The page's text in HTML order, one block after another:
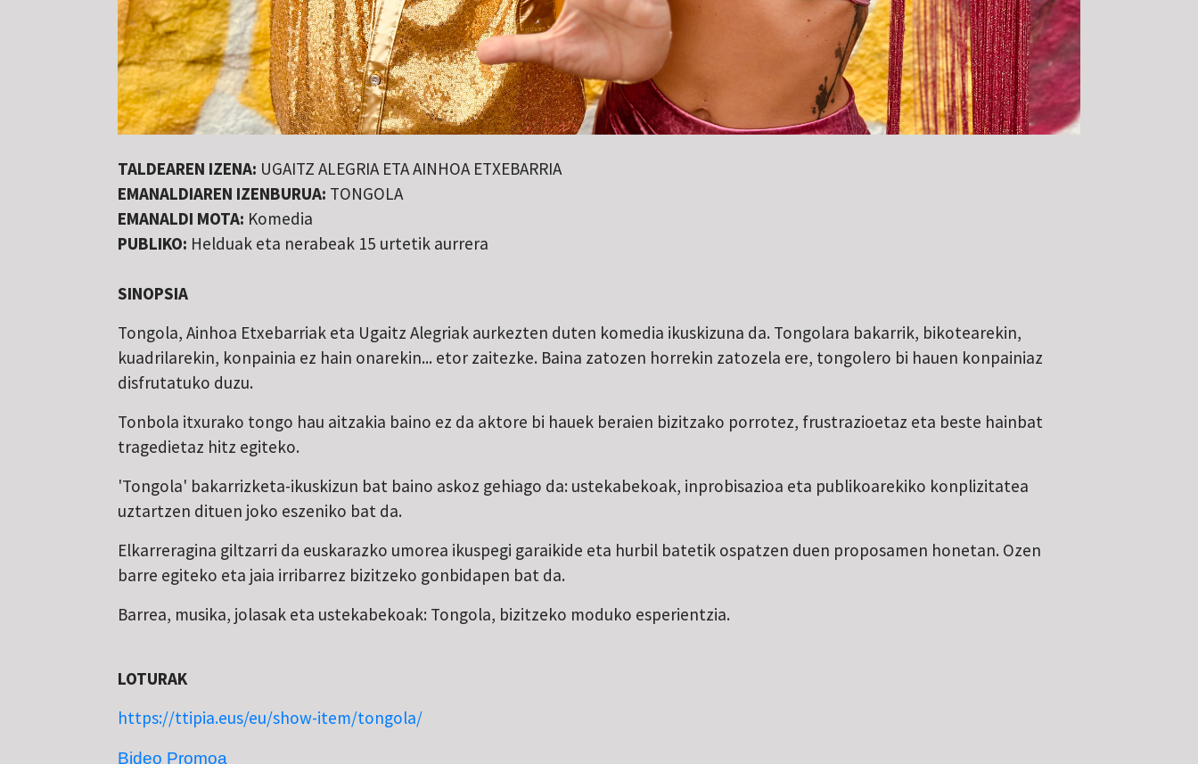
TALDEAREN IZENA: UGAITZ ALEGRIA ETA AINHOA ETXEBARRIA
EMANALDIAREN IZENBURUA: TONGOLA
EMANALDI MOTA: Komedia
PUBLIKO: Helduak eta nerabeak 15 urtetik aurrera
SINOPSIA
Tongola, Ainhoa Etxebarriak eta Ugaitz Alegriak aurkezten duten komedia ikuskizuna da. Tongolara bakarrik, bikotearekin,
kuadrilarekin, konpainia ez hain onarekin... etor zaitezke. Baina zatozen horrekin zatozela ere, tongolero bi hauen konpainiaz
disfrutatuko duzu.
Tonbola itxurako tongo hau aitzakia baino ez da aktore bi hauek beraien bizitzako porrotez, frustrazioetaz eta beste hainbat
tragedietaz hitz egiteko.
'Tongola' bakarrizketa-ikuskizun bat baino askoz gehiago da: ustekabekoak, inprobisazioa eta publikoarekiko konplizitatea
uztartzen dituen joko eszeniko bat da.
Elkarreragina giltzarri da euskarazko umorea ikuspegi garaikide eta hurbil batetik ospatzen duen proposamen honetan. Ozen
barre egiteko eta jaia irribarrez bizitzeko gonbidapen bat da.
Barrea, musika, jolasak eta ustekabekoak: Tongola, bizitzeko moduko esperientzia.
LOTURAK
https://ttipia.eus/eu/show-item/tongola/
Bideo Promoa